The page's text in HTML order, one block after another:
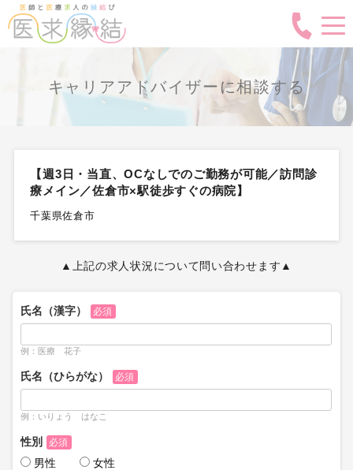
キャリアアドバイザーに相談する
【週3日・当直、OCなしでのご勤務が可能／訪問診
療メイン／佐倉市×駅徒歩すぐの病院】
千葉県佐倉市
▲上記の求人状況について問い合わせます▲
氏名（漢字） 必須
例：医療 花子
氏名（ひらがな） 必須
例：いりょう はなこ
性別 必須
男性 女性